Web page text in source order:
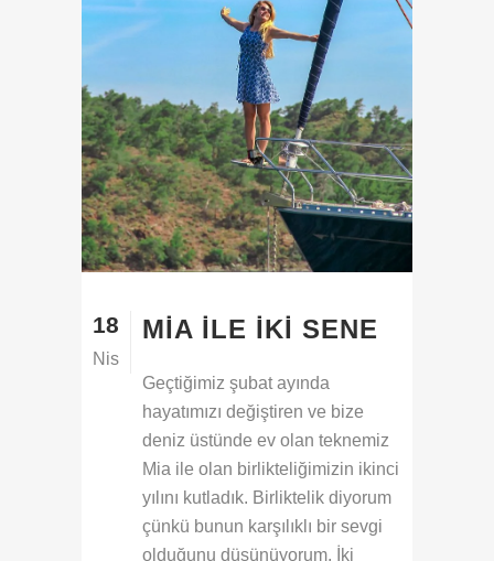
18
Nis
MIA ILE İKI SENE
Geçtiğimiz şubat ayında
hayatımızı değiştiren ve bize
deniz üstünde ev olan teknemiz
Mia ile olan birlikteliğimizin ikinci
yılını kutladık. Birliktelik diyorum
çünkü bunun karşılıklı bir sevgi
olduğunu düşünüyorum. İki